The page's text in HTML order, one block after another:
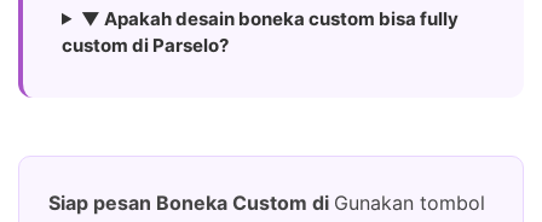
▼ Apakah desain boneka custom bisa fully
custom di Parselo?
Siap pesan Boneka Custom di Gunakan tombol